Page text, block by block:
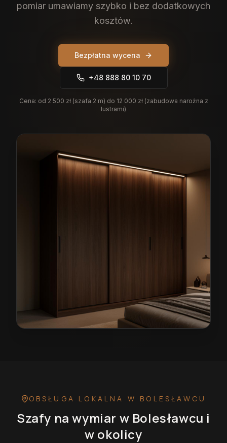
pomiar umawiamy szybko i bez dodatkowych
kosztów.
Bezpłatna wycena
+48 888 80 10 70
Cena: od 2 500 zł (szafa 2 m) do 12 000 zł (zabudowa narożna z
lustrami)
OBSŁUGA LOKALNA W BOLESŁAWCU
Szafy na wymiar w Bolesławcu i
w okolicy